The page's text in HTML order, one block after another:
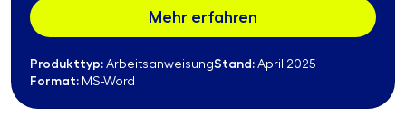
Mehr erfahren
Produkttyp: ArbeitsanweisungStand: April 2025
Format: MS-Word